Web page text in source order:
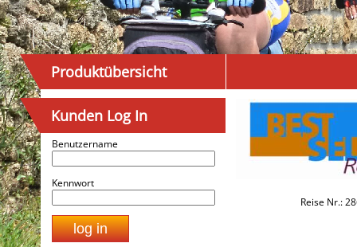
Produktübersicht
Kunden Log In
Benutzername
Kennwort
Reise Nr.: